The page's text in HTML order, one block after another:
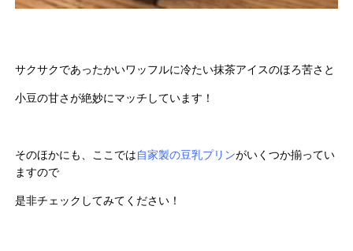
サクサクであったかいワッフルに冷たい抹茶アイスのほろ苦さと
小豆の甘さが絶妙にマッチしています！
そのほかにも、ここでは自家製の豆乳プリンがいくつか揃ってい
ますので
是非チェックしてみてください！